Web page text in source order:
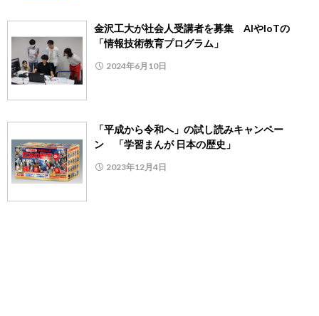
金沢工大が社会人受講者を募集 AIやIoTの
「情報技術教育プログラム」
2024年6月10日
「平成から令和へ」の試し読みキャンペー
ン 「学習まんが 日本の歴史」
2023年12月4日